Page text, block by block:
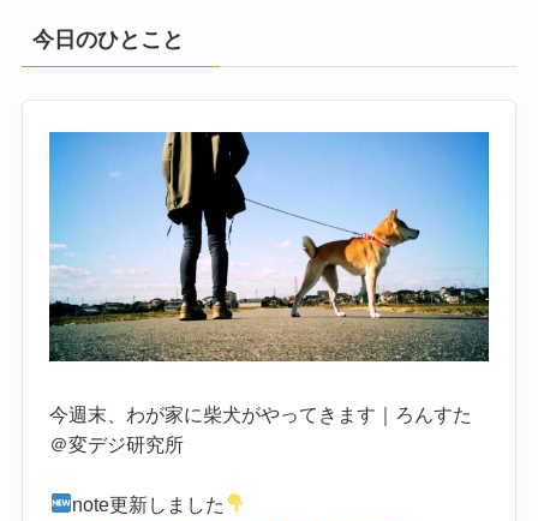
今日のひとこと
今週末、わが家に柴犬がやってきます｜ろんすた
＠変デジ研究所
note更新しました